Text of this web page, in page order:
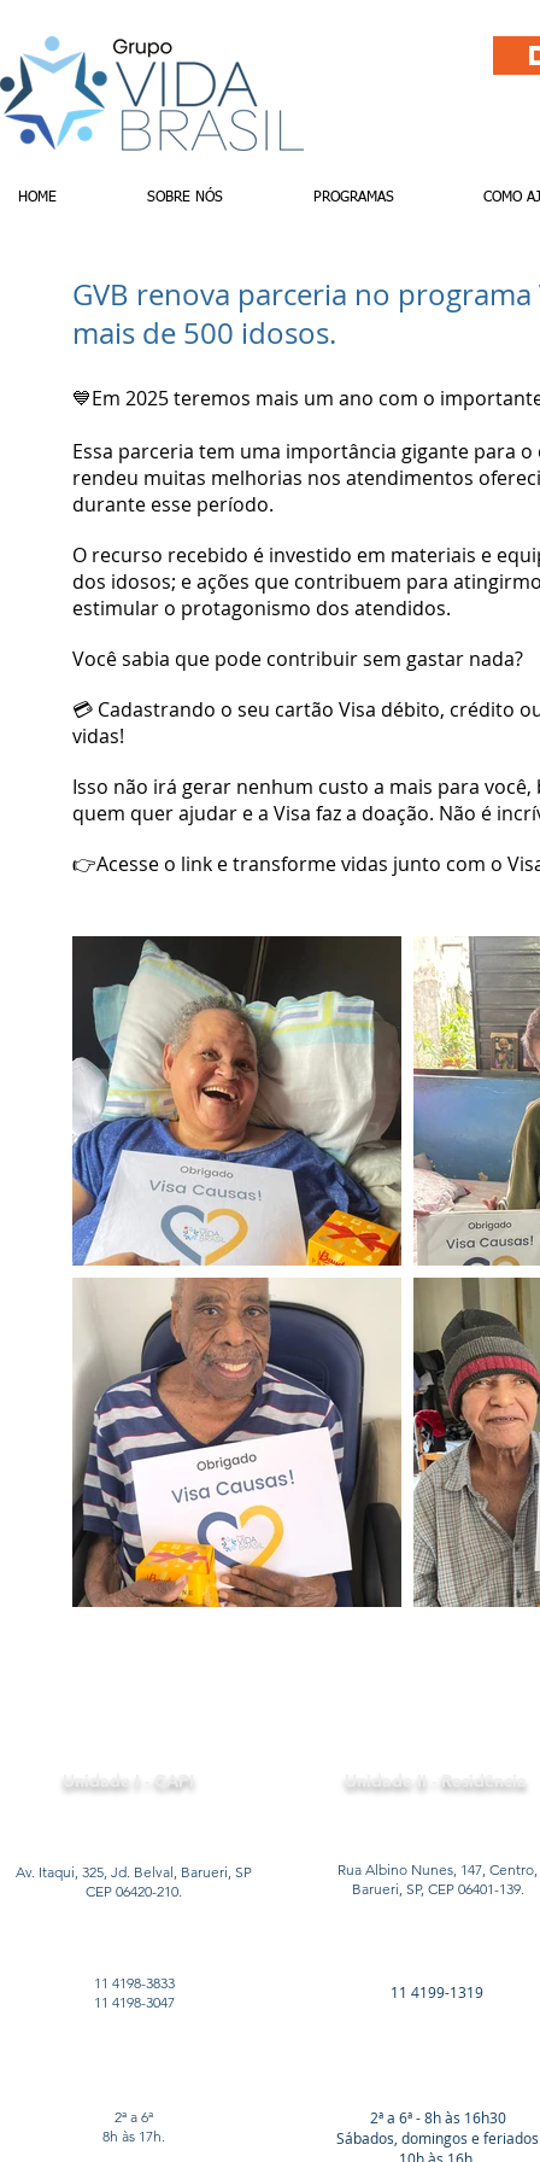
HOME SOBRE NÓS PROGRAMAS COMO
GVB renova parceria no
mais de 500 idosos.
💙Em 2025 teremos mais um ano com o
Essa parceria tem uma importância gigante para
rendeu muitas melhorias nos atendimentos
durante esse período.
O recurso recebido é investido em materiais e
dos idosos; e ações que contribuem para
estimular o protagonismo dos atendidos.
Você sabia que pode contribuir sem gastar nada?
💳 Cadastrando o seu cartão Visa débito, crédito
vidas!
Isso não irá gerar nenhum custo a mais para
quem quer ajudar e a Visa faz a doação. Não é
👉Acesse o link e transforme vidas junto com o
Unidade I - CAPI
Av. Itaqui, 325, Jd. Belval, Barueri, SP
CEP 06420-210.
11 4198-3833
11 4198-3047
2ª a 6ª
8h às 17h.
Unidade II - Residência
Rua Albino Nunes, 147, Centro,
Barueri, SP, CEP 06401-139.
11 4199-1319
2ª a 6ª - 8h às 16h30
Sábados, domingos e feriados